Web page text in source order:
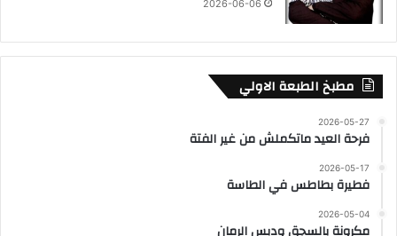
2026-06-06
مطبخ الطبعة الاولي
2026-05-27
فرحة العيد ماتكملش من غير الفتة
2026-05-17
فطيرة بطاطس في الطاسة
2026-05-04